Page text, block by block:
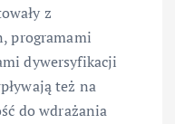
z
programami
dywersyfikacji
też na
do wdrażania